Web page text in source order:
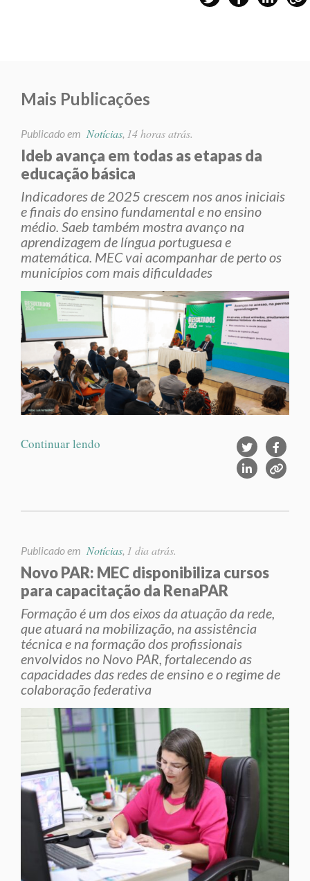
Mais Publicações
Publicado em Notícias, 14 horas atrás.
Ideb avança em todas as etapas da
educação básica
Indicadores de 2025 crescem nos anos iniciais
e finais do ensino fundamental e no ensino
médio. Saeb também mostra avanço na
aprendizagem de língua portuguesa e
matemática. MEC vai acompanhar de perto os
municípios com mais dificuldades
Continuar lendo
Publicado em Notícias 1 dia atrás.
Novo PAR: MEC disponibiliza cursos
para capacitação da RenaPAR
Formação é um dos eixos da atuação da rede,
que atuará na mobilização, na assistência
técnica e na formação dos profissionais
envolvidos no Novo PAR, fortalecendo as
capacidades das redes de ensino e o regime de
colaboração federativa